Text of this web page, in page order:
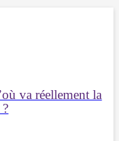
va réellement la